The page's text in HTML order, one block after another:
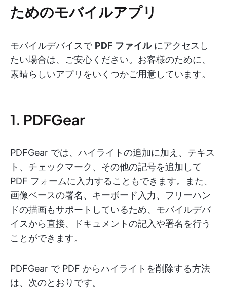
ためのモバイルアプリ
モバイルデバイスで PDF ファイルにアクセスし
たい場合は、ご安心ください。お客様のために、
素晴らしいアプリをいくつかご用意しています。
1. PDFGear
PDFGear では、ハイライトの追加に加え、テキス
ト、チェックマーク、その他の記号を追加して
PDF フォームに入力することもできます。また、
画像ベースの署名、キーボード入力、フリーハン
ドの描画もサポートしているため、モバイルデバ
イスから直接、ドキュメントの記入や署名を行う
ことができます。
PDFGear で PDF からハイライトを削除する方法
は、次のとおりです。